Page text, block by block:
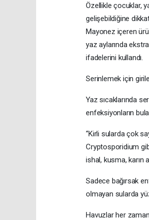
Özellikle çocuklar,
gelişebildiğine
Mayonez içeren
yaz aylarında
ifadelerini kullandı.
Serinlemek için
Yaz sıcaklarında
enfeksiyonların
“Kirli sularda çok
Cryptosporidium
ishal, kusma, karın
Sadece bağırsak
olmayan sularda
Havuzlar her